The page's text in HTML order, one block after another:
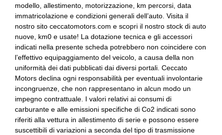
Fari posteriori a led
Freno di stazionamento elettrico
Gancio traino
Garanzie
Illuminazione abitacolo
Impianto audio con touchscreen
Indicatore cambio marcia
Bulloni antifurto
Cambio automatico a 7 marce
Cerchi in lega da 18
Chiavi e telecomandi
Cinture di sicurezza
Climatizzatore automatico a due zone
Comandi al volante
modello, allestimento, motorizzazione, km percorsi, data
immatricolazione e condizioni generali dell’auto. Visita il
nostro sito ceccatomotors.com e scopri il nostro stock di auto
nuove, km0 e usate! La dotazione tecnica e gli accessori
indicati nella presente scheda potrebbero non coincidere con
l’effettivo equipaggiamento del veicolo, a causa della non
uniformità dei dati pubblicati dai diversi portali. Ceccato
Motors declina ogni responsabilità per eventuali involontarie
incongruenze, che non rappresentano in alcun modo un
impegno contrattuale. I valori relativi ai consumi di
carburante e alle emissioni specifiche di Co2 indicati sono
riferiti alla vettura in allestimento di serie e possono essere
suscettibili di variazioni a seconda del tipo di trasmissione